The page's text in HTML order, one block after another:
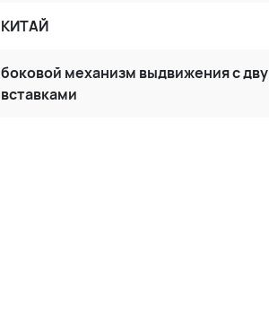
КИТАЙ
боковой механизм выдвижения с
вставками